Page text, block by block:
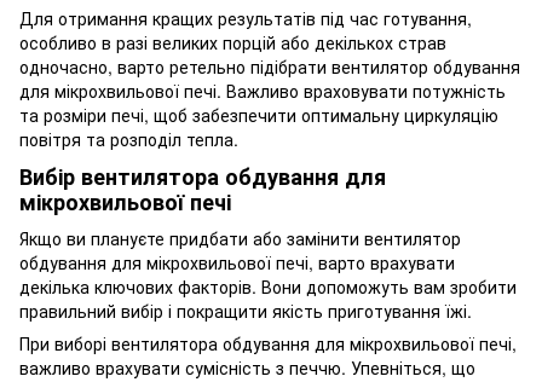
Для отримання кращих результатів під час готування,
особливо в разі великих порцій або декількох страв
одночасно, варто ретельно підібрати вентилятор обдування
для мікрохвильової печі. Важливо враховувати потужність
та розміри печі, щоб забезпечити оптимальну циркуляцію
повітря та розподіл тепла.
Вибір вентилятора обдування для
мікрохвильової печі
Якщо ви плануєте придбати або замінити вентилятор
обдування для мікрохвильової печі, варто врахувати
декілька ключових факторів. Вони допоможуть вам зробити
правильний вибір і покращити якість приготування їжі.
При виборі вентилятора обдування для мікрохвильової печі,
важливо врахувати сумісність з печчю. Упевніться, що